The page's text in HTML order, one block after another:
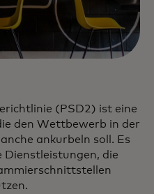
(PSD2) ist eine
den Wettbewerb in der
ankurbeln soll. Es
Dienstleistungen, die